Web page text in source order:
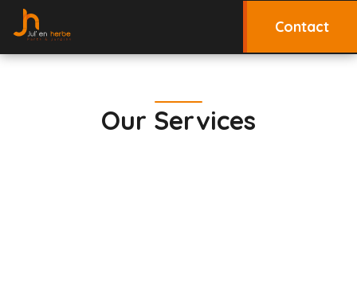
Contact
Our Services